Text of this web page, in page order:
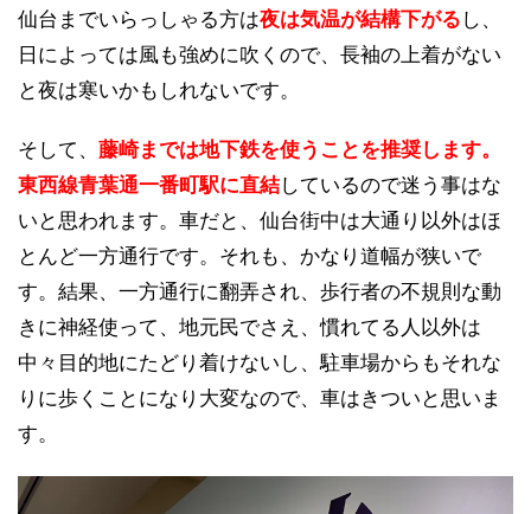
仙台までいらっしゃる方は夜は気温が結構下がる し、
日によっては風も強めに吹くので、長袖の上着がない
と夜は寒いかもしれないです。
そして、 藤崎までは地下鉄を使うことを推奨します。
東西線青葉通一番町駅に直結しているので迷う事はな
いと思われます。車だと、仙台街中は大通り以外はほ
とんど一方通行です。それも、かなり道幅が狭いで
す。結果、一方通行に翻弄され、歩行者の不規則な動
きに神経使って、地元民でさえ、慣れてる人以外は
中々目的地にたどり着けないし、駐車場からもそれな
りに歩くことになり大変なので、車はきついと思いま
す。